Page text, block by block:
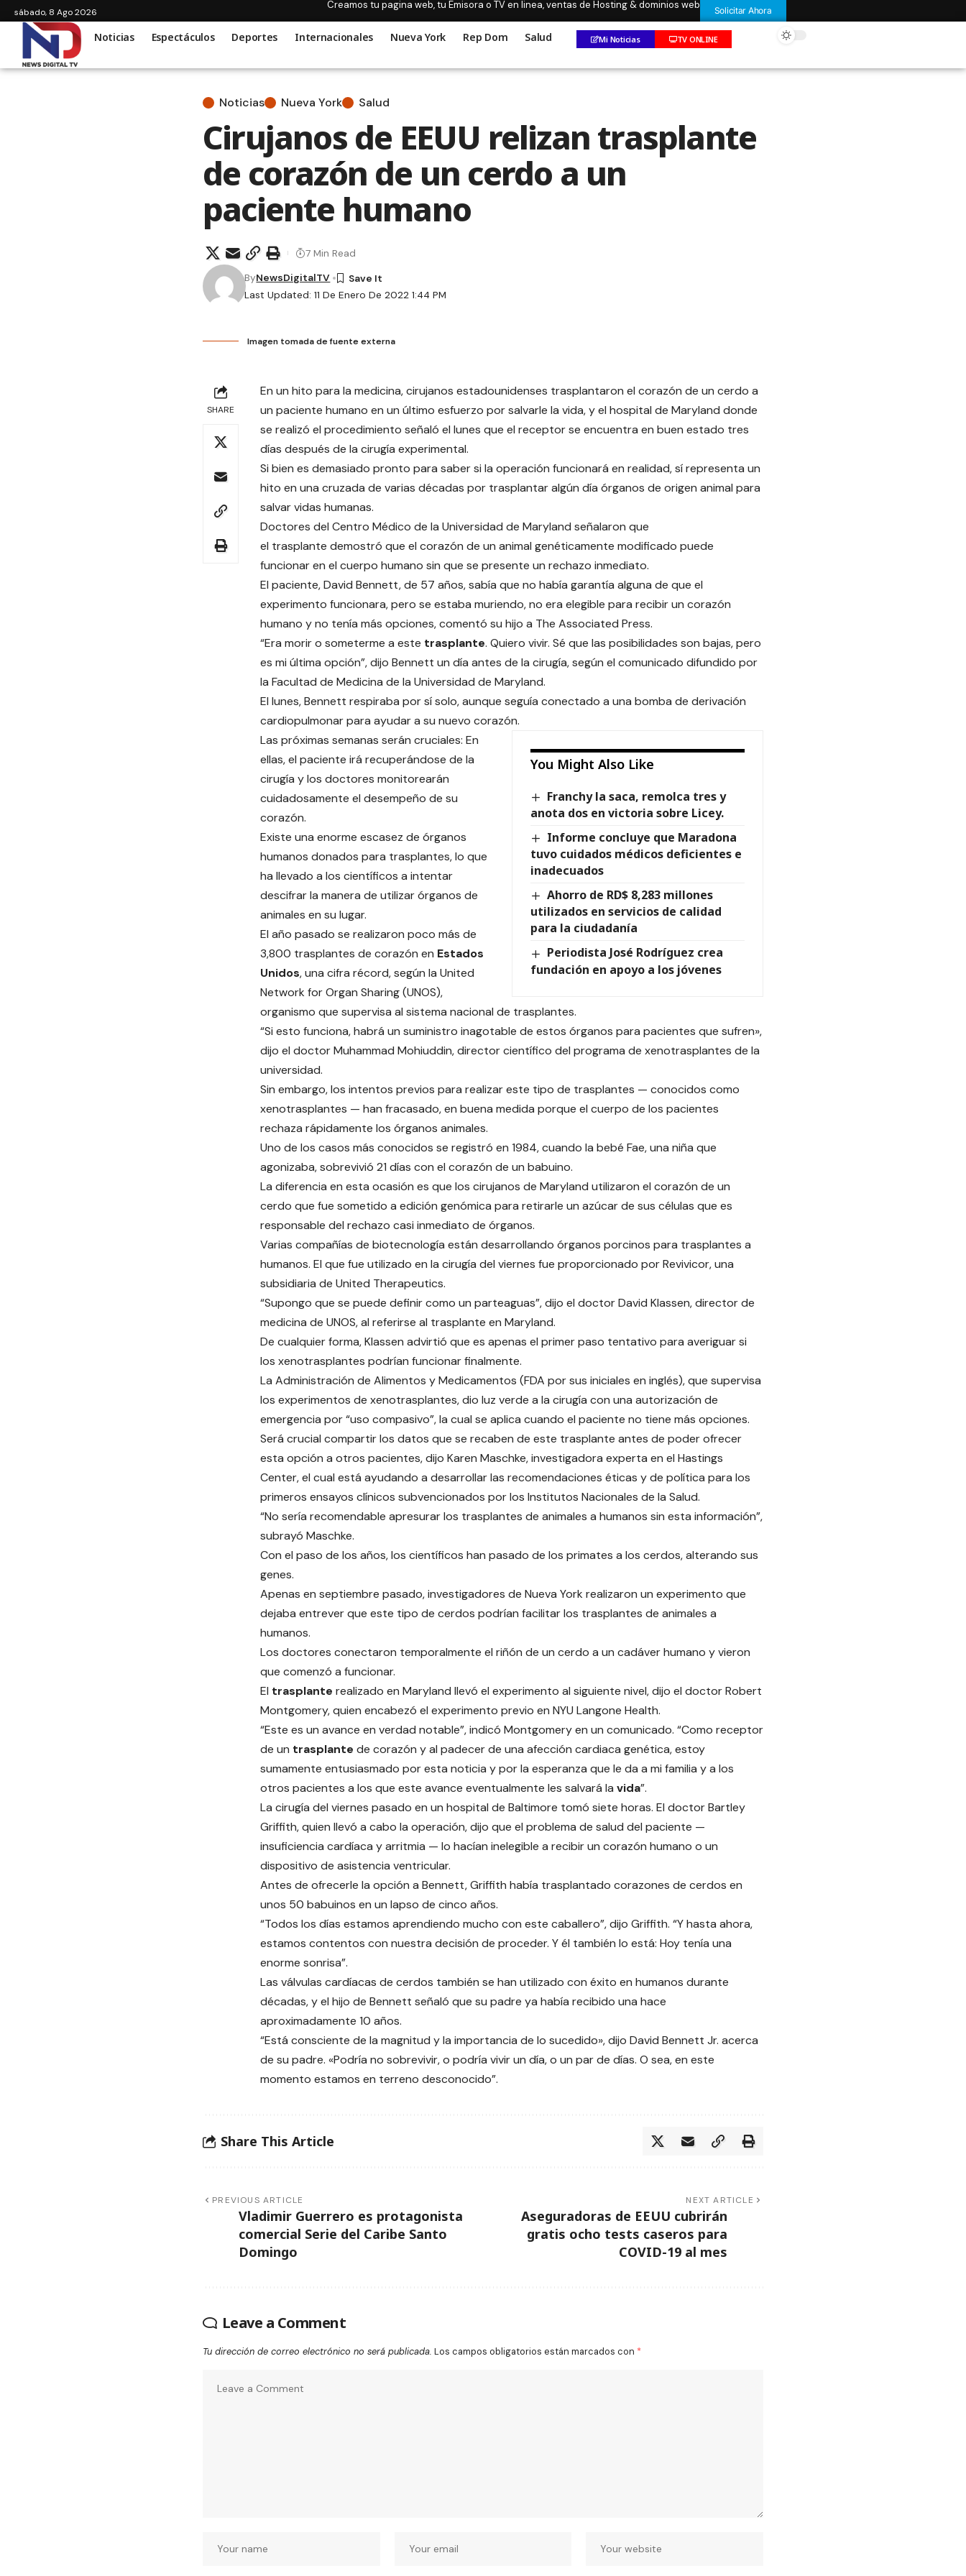
sábado, 8 Ago 2026
Creamos tu pagina web, tu Emisora o TV en linea, ventas de Hosting & dominios web Solicitar Ahora
Noticias Espectáculos Deportes Internacionales Nueva York Rep Dom Salud Mi Noticias TV ONLINE
Noticias Nueva York Salud
Cirujanos de EEUU relizan trasplante
de corazón de un cerdo a un
paciente humano
Last Updated: 11 De Enero De 2022 1:44 PM
ByNewsDigitalTV
7 Min Read
Imagen tomada de fuente externa
SHARE
En un hito para la medicina, cirujanos estadounidenses trasplantaron el corazón de un cerdo a
un paciente humano en un último esfuerzo por salvarle la vida, y el hospital de Maryland donde
se realizó el procedimiento señaló el lunes que el receptor se encuentra en buen estado tres
días después de la cirugía experimental.
Si bien es demasiado pronto para saber si la operación funcionará en realidad, sí representa un
hito en una cruzada de varias décadas por trasplantar algún día órganos de origen animal para
salvar vidas humanas.
Doctores del Centro Médico de la Universidad de Maryland señalaron que
el trasplante demostró que el corazón de un animal genéticamente modificado puede
funcionar en el cuerpo humano sin que se presente un rechazo inmediato.
El paciente, David Bennett, de 57 años, sabía que no había garantía alguna de que el
experimento funcionara, pero se estaba muriendo, no era elegible para recibir un corazón
humano y no tenía más opciones, comentó su hijo a The Associated Press.
“Era morir o someterme a este trasplante. Quiero vivir. Sé que las posibilidades son bajas, pero
es mi última opción”, dijo Bennett un día antes de la cirugía, según el comunicado difundido por
la Facultad de Medicina de la Universidad de Maryland.
El lunes, Bennett respiraba por sí solo, aunque seguía conectado a una bomba de derivación
cardiopulmonar para ayudar a su nuevo corazón.
You Might Also Like
Franchy la saca, remolca tres y
anota dos en victoria sobre Licey.
Informe concluye que Maradona
tuvo cuidados médicos deficientes e
inadecuados
Ahorro de RD$ 8,283 millones
utilizados en servicios de calidad
para la ciudadanía
Periodista José Rodríguez crea
fundación en apoyo a los jóvenes
Las próximas semanas serán cruciales: En
ellas, el paciente irá recuperándose de la
cirugía y los doctores monitorearán
cuidadosamente el desempeño de su
corazón.
Existe una enorme escasez de órganos
humanos donados para trasplantes, lo que
ha llevado a los científicos a intentar
descifrar la manera de utilizar órganos de
animales en su lugar.
El año pasado se realizaron poco más de
3,800 trasplantes de corazón en Estados
Unidos, una cifra récord, según la United
Network for Organ Sharing (UNOS),
organismo que supervisa al sistema nacional de trasplantes.
“Si esto funciona, habrá un suministro inagotable de estos órganos para pacientes que sufren»,
dijo el doctor Muhammad Mohiuddin, director científico del programa de xenotrasplantes de la
universidad.
Sin embargo, los intentos previos para realizar este tipo de trasplantes — conocidos como
xenotrasplantes — han fracasado, en buena medida porque el cuerpo de los pacientes
rechaza rápidamente los órganos animales.
Uno de los casos más conocidos se registró en 1984, cuando la bebé Fae, una niña que
agonizaba, sobrevivió 21 días con el corazón de un babuino.
La diferencia en esta ocasión es que los cirujanos de Maryland utilizaron el corazón de un
cerdo que fue sometido a edición genómica para retirarle un azúcar de sus células que es
responsable del rechazo casi inmediato de órganos.
Varias compañías de biotecnología están desarrollando órganos porcinos para trasplantes a
humanos. El que fue utilizado en la cirugía del viernes fue proporcionado por Revivicor, una
subsidiaria de United Therapeutics.
“Supongo que se puede definir como un parteaguas”, dijo el doctor David Klassen, director de
medicina de UNOS, al referirse al trasplante en Maryland.
De cualquier forma, Klassen advirtió que es apenas el primer paso tentativo para averiguar si
los xenotrasplantes podrían funcionar finalmente.
La Administración de Alimentos y Medicamentos (FDA por sus iniciales en inglés), que supervisa
los experimentos de xenotrasplantes, dio luz verde a la cirugía con una autorización de
emergencia por “uso compasivo”, la cual se aplica cuando el paciente no tiene más opciones.
Será crucial compartir los datos que se recaben de este trasplante antes de poder ofrecer
esta opción a otros pacientes, dijo Karen Maschke, investigadora experta en el Hastings
Center, el cual está ayudando a desarrollar las recomendaciones éticas y de política para los
primeros ensayos clínicos subvencionados por los Institutos Nacionales de la Salud.
“No sería recomendable apresurar los trasplantes de animales a humanos sin esta información”,
subrayó Maschke.
Con el paso de los años, los científicos han pasado de los primates a los cerdos, alterando sus
genes.
Apenas en septiembre pasado, investigadores de Nueva York realizaron un experimento que
dejaba entrever que este tipo de cerdos podrían facilitar los trasplantes de animales a
humanos.
Los doctores conectaron temporalmente el riñón de un cerdo a un cadáver humano y vieron
que comenzó a funcionar.
El trasplante realizado en Maryland llevó el experimento al siguiente nivel, dijo el doctor Robert
Montgomery, quien encabezó el experimento previo en NYU Langone Health.
“Este es un avance en verdad notable”, indicó Montgomery en un comunicado. “Como receptor
de un trasplante de corazón y al padecer de una afección cardiaca genética, estoy
sumamente entusiasmado por esta noticia y por la esperanza que le da a mi familia y a los
otros pacientes a los que este avance eventualmente les salvará la vida”.
La cirugía del viernes pasado en un hospital de Baltimore tomó siete horas. El doctor Bartley
Griffith, quien llevó a cabo la operación, dijo que el problema de salud del paciente —
insuficiencia cardíaca y arritmia — lo hacían inelegible a recibir un corazón humano o un
dispositivo de asistencia ventricular.
Antes de ofrecerle la opción a Bennett, Griffith había trasplantado corazones de cerdos en
unos 50 babuinos en un lapso de cinco años.
“Todos los días estamos aprendiendo mucho con este caballero”, dijo Griffith. “Y hasta ahora,
estamos contentos con nuestra decisión de proceder. Y él también lo está: Hoy tenía una
enorme sonrisa”.
Las válvulas cardíacas de cerdos también se han utilizado con éxito en humanos durante
décadas, y el hijo de Bennett señaló que su padre ya había recibido una hace
aproximadamente 10 años.
“Está consciente de la magnitud y la importancia de lo sucedido», dijo David Bennett Jr. acerca
de su padre. «Podría no sobrevivir, o podría vivir un día, o un par de días. O sea, en este
momento estamos en terreno desconocido”.
Share This Article
PREVIOUS ARTICLE
Vladimir Guerrero es protagonista
comercial Serie del Caribe Santo
Domingo
NEXT ARTICLE
Aseguradoras de EEUU cubrirán
gratis ocho tests caseros para
COVID-19 al mes
Leave a Comment
Tu dirección de correo electrónico no será publicada. Los campos obligatorios están marcados con *